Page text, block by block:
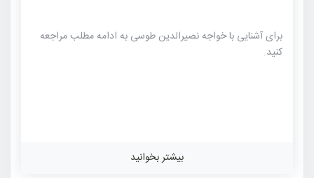
برای آشنایی با خواجه نصیرالدین طوسی به ادامه مطلب مراجعه
کنید.
بیشتر بخوانید